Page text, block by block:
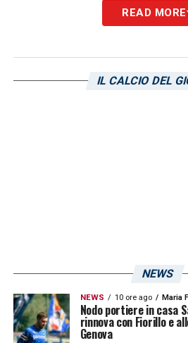
READ MORE
IL CALCIO DEL
NEWS
NEWS 10 ore ago Maria
Nodo portiere in casa
rinnova con Fiorillo e
Genova